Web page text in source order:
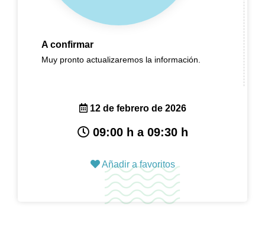
A confirmar
Muy pronto actualizaremos la información.
12 de febrero de 2026
09:00 h a 09:30 h
Añadir a favoritos